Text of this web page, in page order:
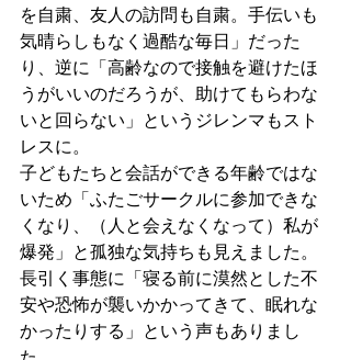
を自粛、友人の訪問も自粛。手伝いも
気晴らしもなく過酷な毎日」だった
り、逆に「高齢なので接触を避けたほ
うがいいのだろうが、助けてもらわな
いと回らない」というジレンマもスト
レスに。
子どもたちと会話ができる年齢ではな
いため「ふたごサークルに参加できな
くなり、（人と会えなくなって）私が
爆発」と孤独な気持ちも見えました。
長引く事態に「寝る前に漠然とした不
安や恐怖が襲いかかってきて、眠れな
かったりする」という声もありまし